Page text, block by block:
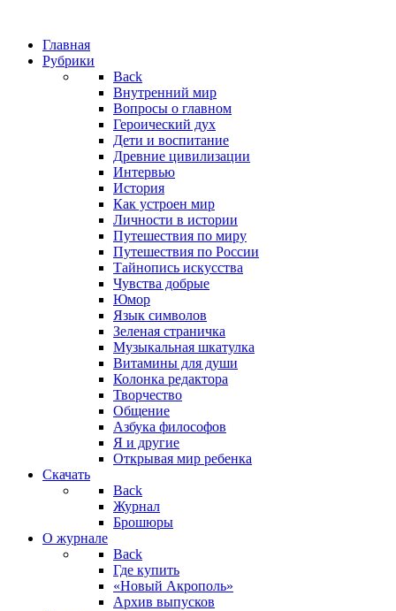
Главная
Рубрики
Back
Внутренний мир
Вопросы о главном
Героический дух
Дети и воспитание
Древние цивилизации
Интервью
История
Как устроен мир
Личности в истории
Путешествия по миру
Путешествия по России
Тайнопись искусства
Чувства добрые
Юмор
Язык символов
Зеленая страничка
Музыкальная шкатулка
Витамины для души
Колонка редактора
Творчество
Общение
Азбука философов
Я и другие
Открывая мир ребенка
Скачать
Back
Журнал
Брошюры
О журнале
Back
Где купить
«Новый Акрополь»
Архив выпусков